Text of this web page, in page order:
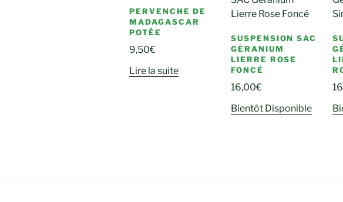
PERVENCHE DE
MADAGASCAR
POTÉE
9,50€
Lire la suite
SUSPENSION SAC
GÉRANIUM
LIERRE ROSE
FONCÉ
16,00€
Bientôt Disponible